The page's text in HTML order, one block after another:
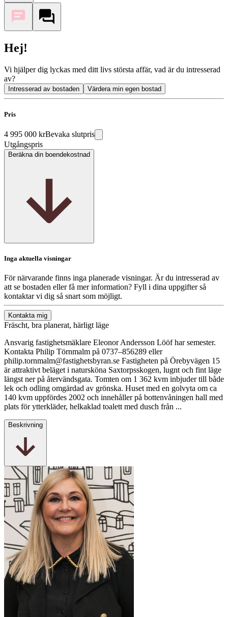
Hej!
Vi hjälper dig lyckas med ditt livs största affär, vad är du intresserad
av?
Intresserad av bostaden Värdera min egen bostad
Pris
4 995 000 krBevaka slutpris
Utgångspris
Beräkna din boendekostnad
Inga aktuella visningar
För närvarande finns inga planerade visningar. Är du intresserad av
att se bostaden eller få mer information? Fyll i dina uppgifter så
kontaktar vi dig så snart som möjligt.
Kontakta mig
Fräscht, bra planerat, härligt läge
Ansvarig fastighetsmäklare Eleonor Andersson Lööf har semester.
Kontakta Philip Törnmalm på 0737–856289 eller
philip.tornmalm@fastighetsbyran.se Fastigheten på Örebyvägen 15
är attraktivt beläget i natursköna Saxtorpsskogen, lugnt och fint läge
längst ner på återvändsgata. Tomten om 1 362 kvm inbjuder till både
lek och odling omgärdad av grönska. Huset med en golvyta om ca
140 kvm uppfördes 2002 och innehåller på bottenvåningen hall med
plats för ytterkläder, helkaklad toalett med dusch från ...
Beskrivning